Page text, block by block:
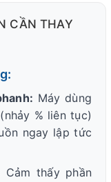
CẦN THAY
Máy dùng
% liên tục)
ngay lập tức
Cảm thấy phần